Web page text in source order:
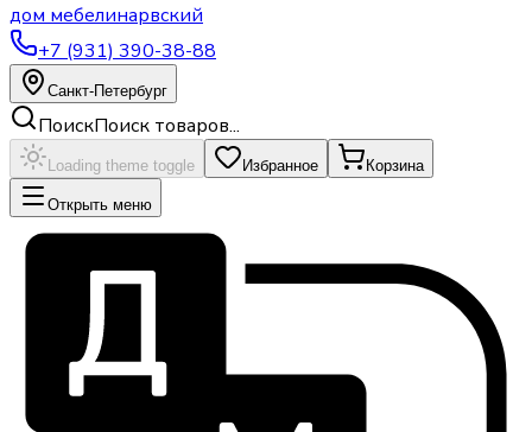
дом мебелинарвский
+7 (931) 390-38-88
Санкт-Петербург
ПоискПоиск товаров...
Loading theme toggle Избранное Корзина
Открыть меню